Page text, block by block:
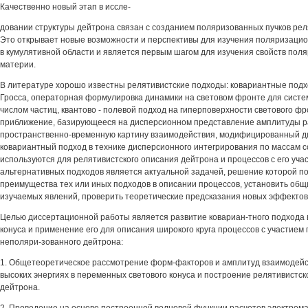
Качественно новый этап в иссле-
довании структуры дейтрона связан с созданием поляризованных пучков
Это открывает новые возможности и перспективы для изучения
в кумулятивной области и является первым шагом для изучения свойств
материи.
В литературе хорошо известны релятивистские подходы: ковариантные
Гросса, операторная формулировка динамики на световом фронте для
числом частиц, квантово - полевой подход на гиперповерхности светового
приближение, базирующееся на дисперсионном представление амплитуды
пространственно-временную картину взаимодействия, модифицированный
ковариантный подход в технике дисперсионного интегрирования по массам
используются для релятивистского описания дейтрона и процессов с его
альтернативных подходов является актуальной задачей, решение которой
преимущества тех или иных подходов в описании процессов, установить
изучаемых явлений, проверить теоретические предсказания новых
Целью диссертационной работы является развитие ковариан-тного подхода
конуса и применение его для описания широкого круга процессов с участием
неполяри-зованного дейтрона:
1. Общетеоретическое рассмотрение форм-факторов и амплитуд
высоких энергиях в переменных светового конуса и построение
дейтрона.